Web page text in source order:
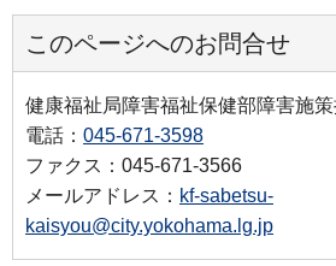
このページへのお問合せ
健康福祉局障害福祉保健部障害施
電話： 045-671-3598
ファクス：045-671-3566
メールアドレス： kf-sabetsu-
kaisyou@city.yokohama.lg.jp